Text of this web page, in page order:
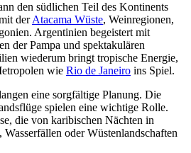
den südlichen Teil des Kontinents
derAtacama Wüste, Weinregionen,
Argentinien begeistert mit
der Pampa und spektakulären
wiederum bringt tropische Energie,
wie Rio de Janeiro ins Spiel.
eine sorgfältige Planung. Die
spielen eine wichtige Rolle.
die von karibischen Nächten in
oder Wüstenlandschaften